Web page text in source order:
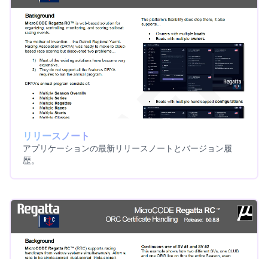
リリースノート
アプリケーションの最新リリースノートとバージョン履
歴。